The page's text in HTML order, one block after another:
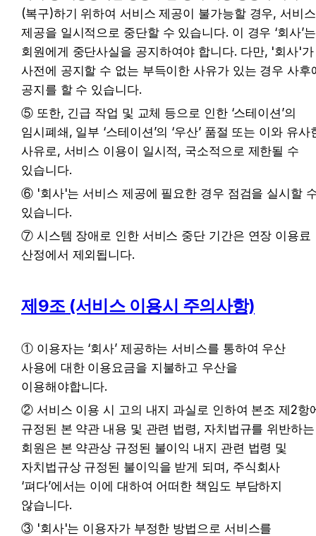
(복구)하기 위하여 서비스 제공이 불가능할 경우, 서비스
제공을 일시적으로 중단할 수 있습니다. 이 경우 ‘회사’는
회원에게 중단사실을 공지하여야 합니다. 다만, '회사'가
사전에 공지할 수 없는 부득이한 사유가 있는 경우 사후
공지를 할 수 있습니다.
⑤ 또한, 긴급 작업 및 교체 등으로 인한 ‘스테이션’의
임시폐쇄, 일부 ‘스테이션’의 ‘우산’ 품절 또는 이와 유사
사유로, 서비스 이용이 일시적, 국소적으로 제한될 수
있습니다.
⑥ '회사'는 서비스 제공에 필요한 경우 점검을 실시할
있습니다.
⑦ 시스템 장애로 인한 서비스 중단 기간은 연장 이용료
산정에서 제외됩니다.
제9조 (서비스 이용시 주의사항)
① 이용자는 ‘회사’ 제공하는 서비스를 통하여 우산
사용에 대한 이용요금을 지불하고 우산을
이용해야합니다.
② 서비스 이용 시 고의 내지 과실로 인하여 본조 제2항
규정된 본 약관 내용 및 관련 법령, 자치법규를 위반하는
회원은 본 약관상 규정된 불이익 내지 관련 법령 및
자치법규상 규정된 불이익을 받게 되며, 주식회사
‘펴다’에서는 이에 대하여 어떠한 책임도 부담하지
않습니다.
③ '회사'는 이용자가 부정한 방법으로 서비스를